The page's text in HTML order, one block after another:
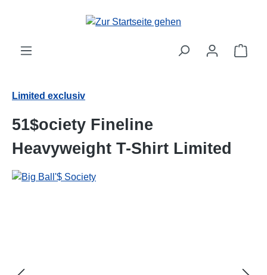
Limited exclusiv
51$ociety Fineline
Heavyweight T-Shirt Limited